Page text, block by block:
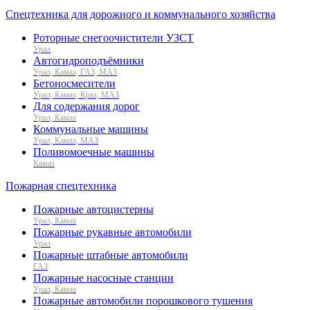
Спецтехника для дорожного и коммунального хозяйства
Роторные снегоочистители УЗСТ
Урал
Автогидроподъёмники
Урал, Камаз, ГАЗ, МАЗ
Бетоносмесители
Урал, Камаз, Краз, МАЗ
Для содержания дорог
Урал, Камаз
Коммунальные машины
Урал, Камаз, МАЗ
Поливомоечные машины
Камаз
Пожарная спецтехника
Пожарные автоцистерны
Урал, Камаз
Пожарные рукавные автомобили
Урал
Пожарные штабные автомобили
ГАЗ
Пожарные насосные станции
Урал, Камаз
Пожарные автомобили порошкового тушения